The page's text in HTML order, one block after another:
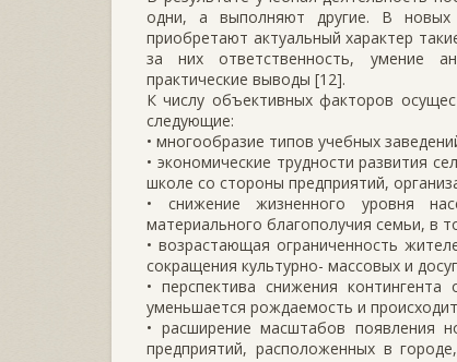
одни, а выполняют другие. В новых
приобретают актуальный характер
за них ответственность, умение
практические выводы [12].
К числу объективных факторов
следующие:
• многообразие типов учебных
• экономические трудности развития
школе со стороны предприятий,
• снижение жизненного уровня
материального благополучия семьи, в
• возрастающая ограниченность
сокращения культурно- массовых и
• перспектива снижения
уменьшается рождаемость и
• расширение масштабов появления
предприятий, расположенных в